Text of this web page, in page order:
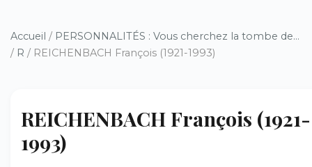
Accueil / PERSONNALITÉS : Vous cherchez la tombe de...
/ R / REICHENBACH François (1921-1993)
REICHENBACH François (1921-
1993)